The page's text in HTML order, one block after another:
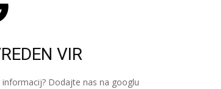
VIR
Dodajte nas na googlu